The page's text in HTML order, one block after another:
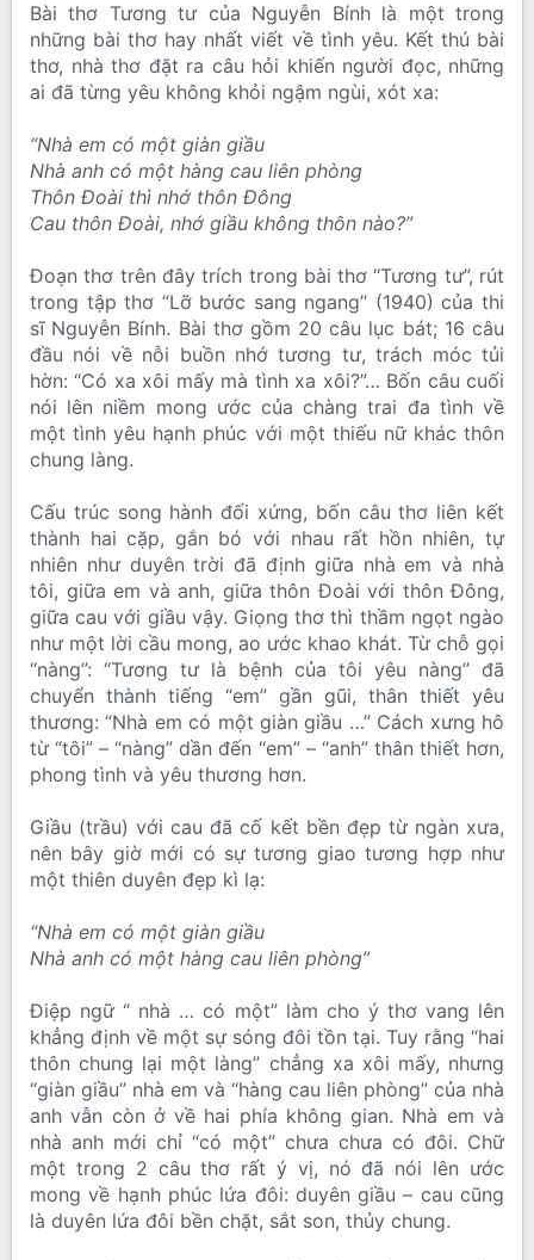
Bài thơ Tương tư của Nguyễn Bính là một trong
những bài thơ hay nhất viết về tình yêu. Kết thú bài
thơ, nhà thơ đặt ra câu hỏi khiến người đọc, những
ai đã từng yêu không khỏi ngậm ngùi, xót xa:
“Nhà em có một giàn giầu
Nhà anh có một hàng cau liên phòng
Thôn Đoài thì nhớ thôn Đông
Cau thôn Đoài, nhớ giầu không thôn nào?”
Đoạn thơ trên đây trích trong bài thơ “Tương tư”, rút
trong tập thơ “Lỡ bước sang ngang’’ (1940) của thi
sĩ Nguyễn Bính. Bài thơ gồm 20 câu lục bát; 16 câu
đầu nói về nỗi buồn nhớ tương tư, trách móc tủi
hờn: “Có xa xôi mấy mà tình xa xôi?”… Bốn câu cuối
nói lên niềm mong ước của chàng trai đa tình về
một tình yêu hạnh phúc với một thiếu nữ khác thôn
chung làng.
Cấu trúc song hành đối xứng, bốn câu thơ liên kết
thành hai cặp, gắn bó với nhau rất hồn nhiên, tự
nhiên như duyên trời đã định giữa nhà em và nhà
tôi, giữa em và anh, giữa thôn Đoài với thôn Đông,
giữa cau với giầu vậy. Giọng thơ thì thầm ngọt ngào
như một lời cầu mong, ao ước khao khát. Từ chỗ gọi
“nàng”: “Tương tư là bệnh của tôi yêu nàng” đã
chuyển thành tiếng “em” gần gũi, thân thiết yêu
thương: “Nhà em có một giàn giầu …” Cách xưng hô
từ “tôi” – “nàng” dần đến “em” – “anh” thân thiết hơn,
phong tình và yêu thương hơn.
Giầu (trầu) với cau đã cố kết bền đẹp từ ngàn xưa,
nên bây giờ mới có sự tương giao tương hợp như
một thiên duyên đẹp kì lạ:
“Nhà em có một giàn giầu
Nhà anh có một hàng cau liên phòng”
Điệp ngữ “ nhà … có một” làm cho ý thơ vang lên
khẳng định về một sự sóng đôi tồn tại. Tuy rằng “hai
thôn chung lại một làng” chẳng xa xôi mấy, nhưng
“giàn giầu” nhà em và “hàng cau liên phòng” của nhà
anh vẫn còn ở về hai phía không gian. Nhà em và
nhà anh mới chỉ “có một” chưa chưa có đôi. Chữ
một trong 2 câu thơ rất ý vị, nó đã nói lên ước
mong về hạnh phúc lứa đôi: duyên giầu – cau cũng
là duyên lứa đôi bền chặt, sắt son, thủy chung.